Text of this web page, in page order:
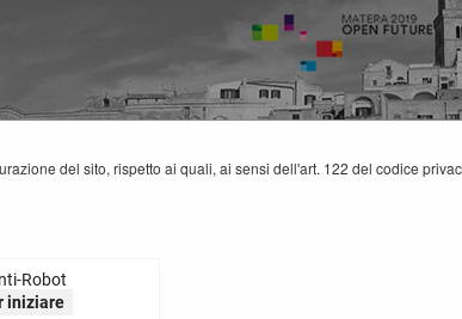
del sito, rispetto ai quali, ai sensi dell'art. 122 del codice
Robot
iniziare